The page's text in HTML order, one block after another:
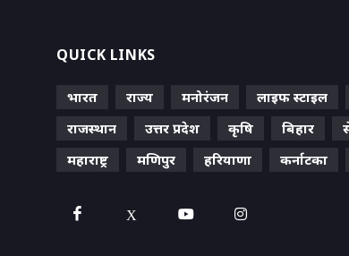
QUICK LINKS
भारत राज्य मनोरंजन लाइफ स्‍टाइल
राजस्थान
उत्तर प्रदेश कृषि बिहार
महाराष्ट्र
मणिपुर हरियाणा कर्नाटका
X